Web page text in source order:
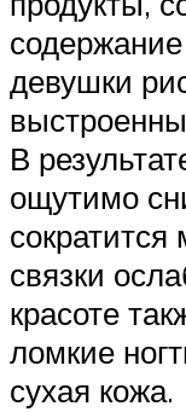
девушки
В
ощутимо
связки
красоте
ломкие
сухая кожа.